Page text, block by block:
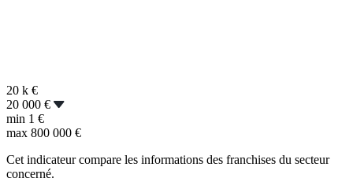
20 k €
20 000 €
min 1 €
max 800 000 €
Cet indicateur compare les informations des franchises du secteur
concerné.